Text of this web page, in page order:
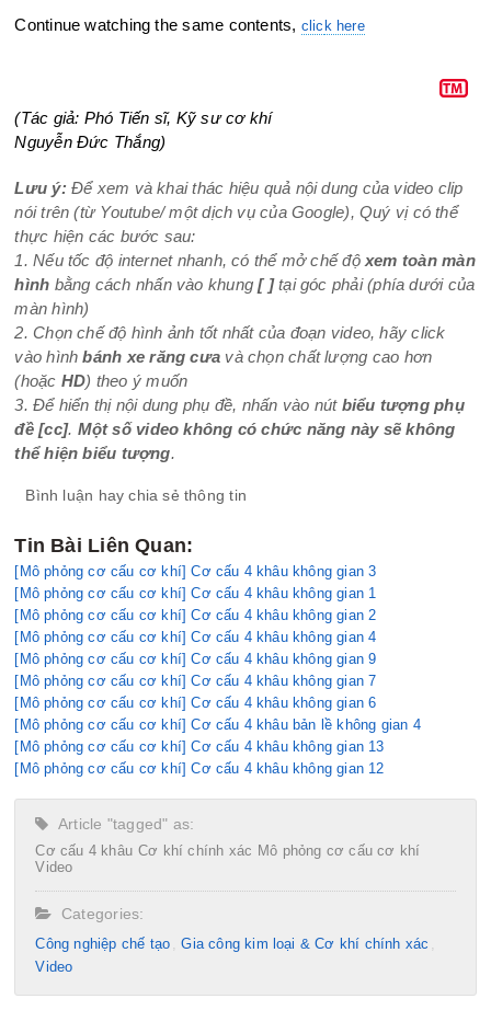
Continue watching the same contents, clic k here
(Tác giả: Phó Tiến sĩ, Kỹ sư cơ khí
Nguyễn Đức Thắng)
Lưu ý:Để xem và khai thác hiệu quả nội dung của video clip
nói trên (từ Youtube/ một dịch vụ của Google), Quý vị có thể
thực hiện các bước sau:
1. Nếu tốc độ internet nhanh, có thể mở chế độ xem toàn màn
hình bằng cách nhấn vào khung [ ] tại góc phải (phía dưới của
màn hình)
2. Chọn chế độ hình ảnh tốt nhất của đoạn video, hãy click
vào hình bánh xe răng cưa và chọn chất lượng cao hơn
(hoặc HD) theo ý muốn
3. Để hiển thị nội dung phụ đề, nhấn vào nút biểu tượng phụ
đề [cc]. Một số video không có chức năng này sẽ không
thể hiện biểu tượng.
Bình luận hay chia sẻ thông tin
Tin Bài Liên Quan:
[Mô phỏng cơ cấu cơ khí] Cơ cấu 4 khâu không gian 3
[Mô phỏng cơ cấu cơ khí] Cơ cấu 4 khâu không gian 1
[Mô phỏng cơ cấu cơ khí] Cơ cấu 4 khâu không gian 2
[Mô phỏng cơ cấu cơ khí] Cơ cấu 4 khâu không gian 4
[Mô phỏng cơ cấu cơ khí] Cơ cấu 4 khâu không gian 9
[Mô phỏng cơ cấu cơ khí] Cơ cấu 4 khâu không gian 7
[Mô phỏng cơ cấu cơ khí] Cơ cấu 4 khâu không gian 6
[Mô phỏng cơ cấu cơ khí] Cơ cấu 4 khâu bản lề không gian 4
[Mô phỏng cơ cấu cơ khí] Cơ cấu 4 khâu không gian 13
[Mô phỏng cơ cấu cơ khí] Cơ cấu 4 khâu không gian 12
Article "tagged" as:
Cơ cấu 4 khâu Cơ khí chính xác Mô phỏng cơ cấu cơ khí
Video
Categories:
Công nghiệp chế tạo​
Gia công kim loại & Cơ khí chính xác
Video